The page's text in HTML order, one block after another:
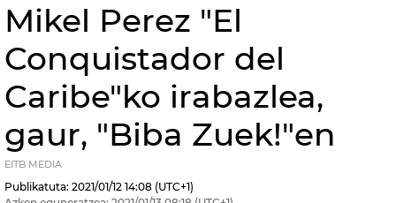
Mikel Perez "El
Conquistador del
Caribe"ko irabazlea,
gaur, "Biba Zuek!"en
EITB MEDIA
Publikatuta: 2021/01/12 14:08 (UTC+1)